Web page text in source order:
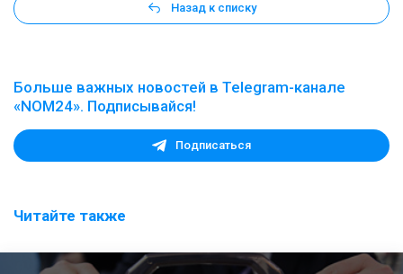
Назад к списку
Больше важных новостей в Telegram-канале
«NOM24». Подписывайся!
Подписаться
Читайте также